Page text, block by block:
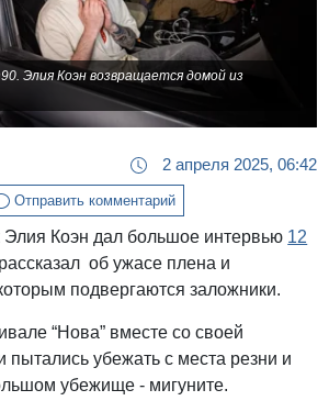
Элия Коэн возвращается домой из
2 апреля 2025, 06:42
Отправить комментарий
Коэн дал большое интервью 12
об ужасе плена и
подвергаются заложники.
“Нова” вместе со своей
убежать с места резни и
убежище - мигуните.